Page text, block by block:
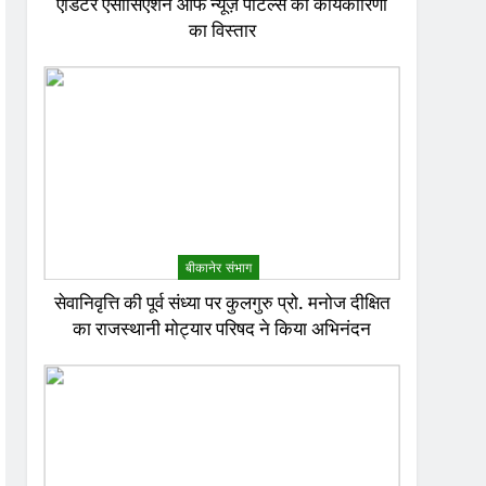
एडिटर एसोसिएशन ऑफ न्यूज़ पोर्टल्स की कार्यकारिणी
का विस्तार
बीकानेर संभाग
सेवानिवृत्ति की पूर्व संध्या पर कुलगुरु प्रो. मनोज दीक्षित
का राजस्थानी मोट्यार परिषद ने किया अभिनंदन